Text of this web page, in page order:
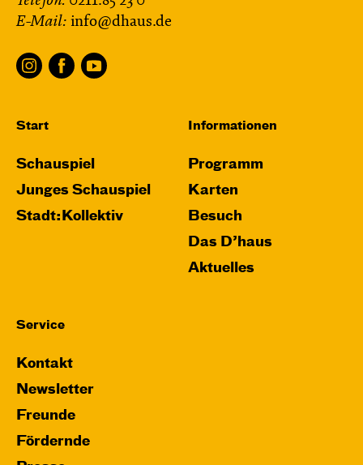
E-Mail: info@dhaus.de
Start
Schauspiel
Junges Schauspiel
Stadt:Kollektiv
Informationen
Programm
Karten
Besuch
Das D’haus
Aktuelles
Service
Kontakt
Newsletter
Freunde
Fördernde